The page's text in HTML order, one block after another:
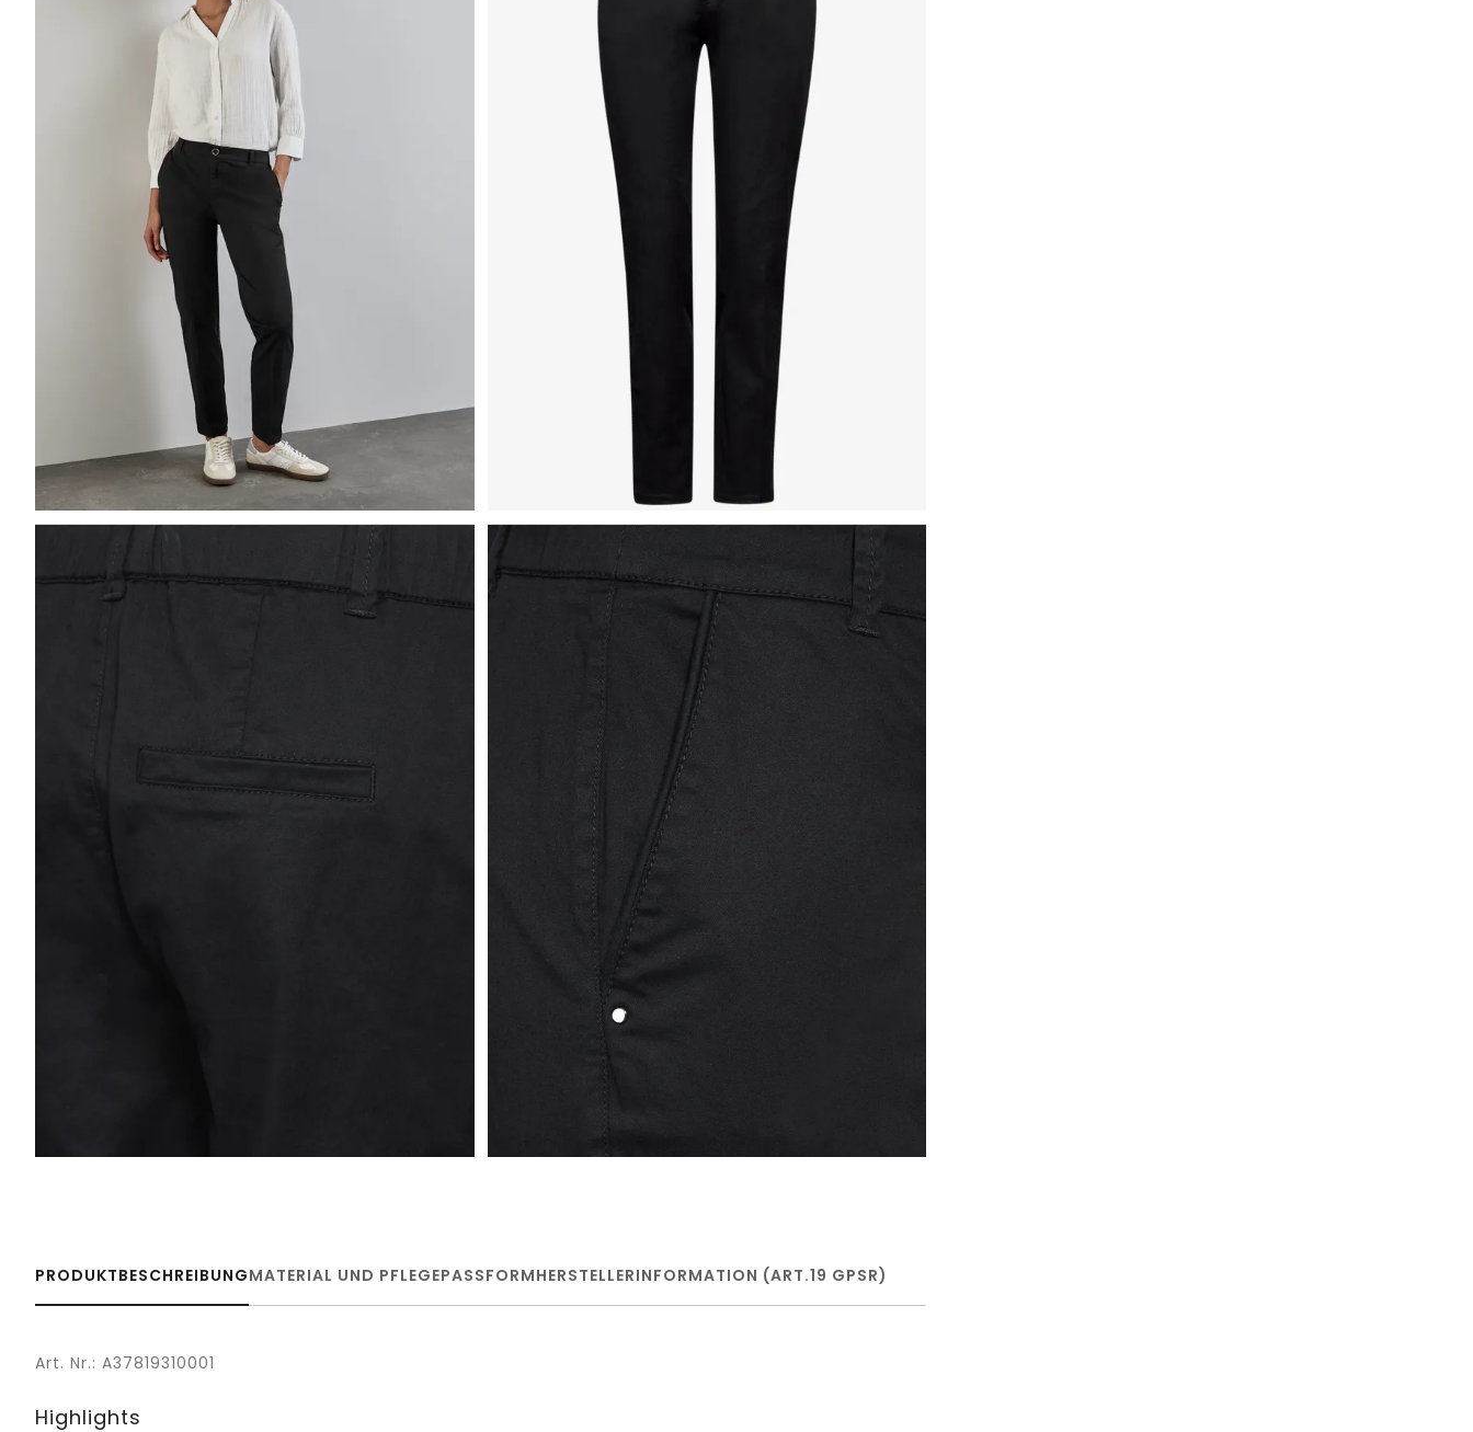
PRODUKTBESCHREIBUNGMATERIAL UND PFLEGEPASSFORMHERSTELLERINFORMATION (ART.19 GPSR)
Art. Nr.: A37819310001
Highlights